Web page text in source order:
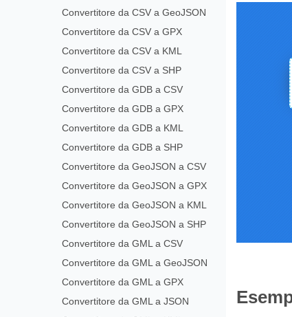
Convertitore da CSV a GeoJSON
Convertitore da CSV a GPX
Convertitore da CSV a KML
Convertitore da CSV a SHP
Convertitore da GDB a CSV
Convertitore da GDB a GPX
Convertitore da GDB a KML
Convertitore da GDB a SHP
Convertitore da GeoJSON a CSV
Convertitore da GeoJSON a GPX
Convertitore da GeoJSON a KML
Convertitore da GeoJSON a SHP
Convertitore da GML a CSV
Convertitore da GML a GeoJSON
Convertitore da GML a GPX
Convertitore da GML a JSON